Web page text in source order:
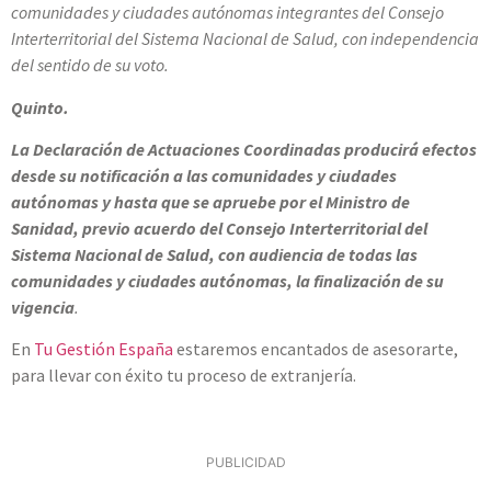
comunidades y ciudades autónomas integrantes del Consejo
Interterritorial del Sistema Nacional de Salud, con independencia
del sentido de su voto.
Quinto.
La Declaración de Actuaciones Coordinadas producirá efectos
desde su notificación a las comunidades y ciudades
autónomas y hasta que se apruebe por el Ministro de
Sanidad, previo acuerdo del Consejo Interterritorial del
Sistema Nacional de Salud, con audiencia de todas las
comunidades y ciudades autónomas, la finalización de su
vigencia.
En Tu Gestión España estaremos encantados de asesorarte,
para llevar con éxito tu proceso de extranjería.
PUBLICIDAD